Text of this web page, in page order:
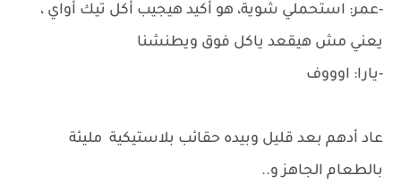
-عمر: استحملي شوية، هو أكيد هيجيب أكل تيك أواي ،
يعني مش هيقعد ياكل فوق ويطنشنا
-يارا: اوووف
عاد أدهم بعد قليل وبيده حقائب بلاستيكية مليئة
بالطعام الجاهز و..